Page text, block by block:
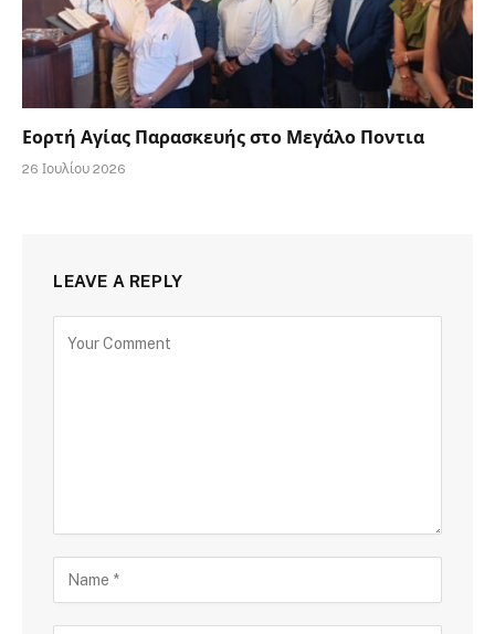
Εορτή Αγίας Παρασκευής στο Μεγάλο Ποντια
26 Ιουλίου 2026
LEAVE A REPLY